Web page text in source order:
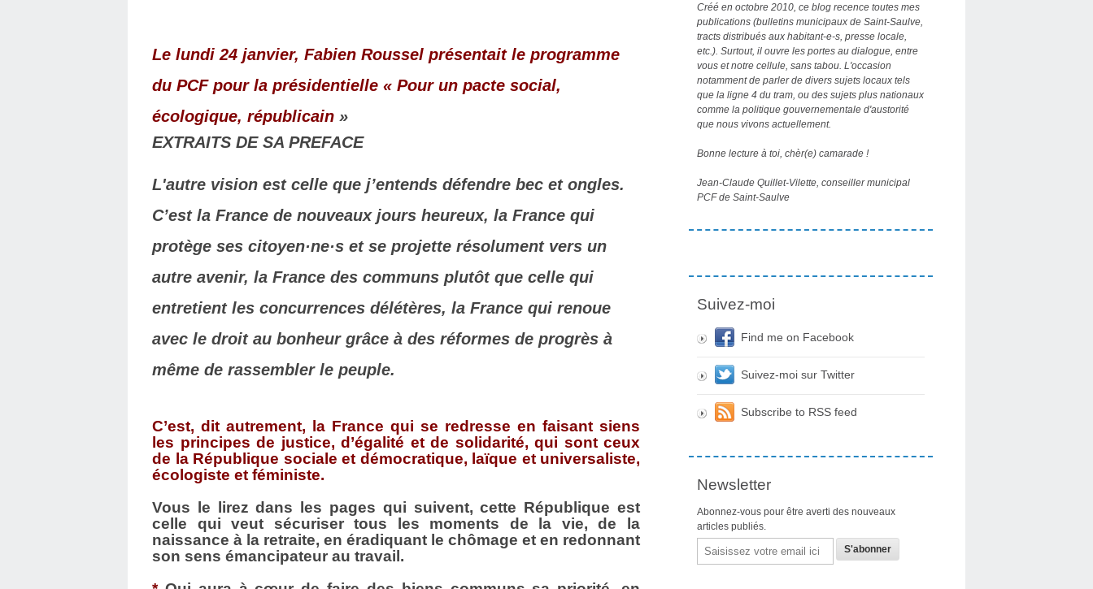
Le lundi 24 janvier, Fabien Roussel présentait le programme
du PCF pour la présidentielle « Pour un pacte social,
écologique, républicain »
EXTRAITS DE SA PREFACE
L'autre vision est celle que j’entends défendre bec et ongles.
C’est la France de nouveaux jours heureux, la France qui
protège ses citoyen·ne·s et se projette résolument vers un
autre avenir, la France des communs plutôt que celle qui
entretient les concurrences délétères, la France qui renoue
avec le droit au bonheur grâce à des réformes de progrès à
même de rassembler le peuple.
C’est, dit autrement, la France qui se redresse en faisant siens
les principes de justice, d’égalité et de solidarité, qui sont ceux
de la République sociale et démocratique, laïque et universaliste,
écologiste et féministe.
Vous le lirez dans les pages qui suivent, cette République est
celle qui veut sécuriser tous les moments de la vie, de la
naissance à la retraite, en éradiquant le chômage et en redonnant
son sens émancipateur au travail.
Créé en octobre 2010, ce blog recence toutes mes
publications (bulletins municipaux de Saint-Saulve,
tracts distribués aux habitant-e-s, presse locale,
etc.). Surtout, il ouvre les portes au dialogue, entre
vous et notre cellule, sans tabou. L'occasion
notamment de parler de divers sujets locaux tels
que la ligne 4 du tram, ou des sujets plus nationaux
comme la politique gouvernementale d'austorité
que nous vivons actuellement.
Bonne lecture à toi, chèr(e) camarade !
Jean-Claude Quillet-Vilette, conseiller municipal
PCF de Saint-Saulve
Suivez-moi
Find me on Facebook
Suivez-moi sur Twitter
Subscribe to RSS feed
Newsletter
Abonnez-vous pour être averti des nouveaux
articles publiés.
Email